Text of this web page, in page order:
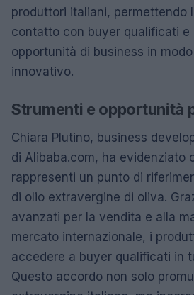
produttori italiani, permettendo
contatto con buyer qualificati e
opportunità di business in
innovativo.
Strumenti e opportunità
Chiara Plutino, business
di Alibaba.com, ha evidenziato
rappresenti un punto di
di olio extravergine di oliva.
avanzati per la vendita e alla
mercato internazionale, i
accedere a buyer qualificati in
Questo accordo non solo